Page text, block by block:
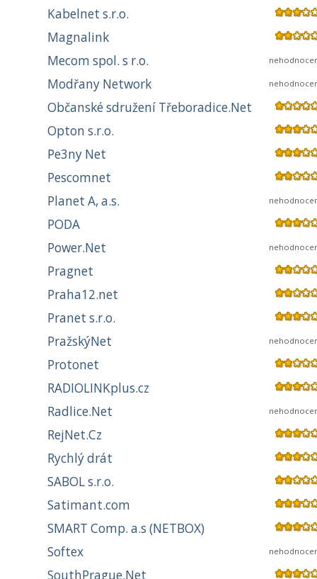
Kabelnet s.r.o.
Magnalink
Mecom spol. s r.o.
Modřany Network
Občanské sdružení Třeboradice.Net
Opton s.r.o.
Pe3ny Net
Pescomnet
Planet A, a.s.
PODA
Power.Net
Pragnet
Praha12.net
Pranet s.r.o.
PražskýNet
Protonet
RADIOLINKplus.cz
Radlice.Net
RejNet.Cz
Rychlý drát
SABOL s.r.o.
Satimant.com
SMART Comp. a.s (NETBOX)
Softex
SouthPrague.Net